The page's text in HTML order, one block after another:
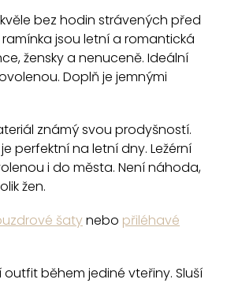
l
á
d
í
p
r
k
ý
bez hodin strávených před
jsou letní a romantická
žensky a nenuceně. Ideální
Doplň je jemnými
známý svou prodyšností.
perfektní na letní dny. Ležérní
i do města. Není náhoda,
žen.
šatynebo přiléhavé
během jediné vteřiny. Sluší